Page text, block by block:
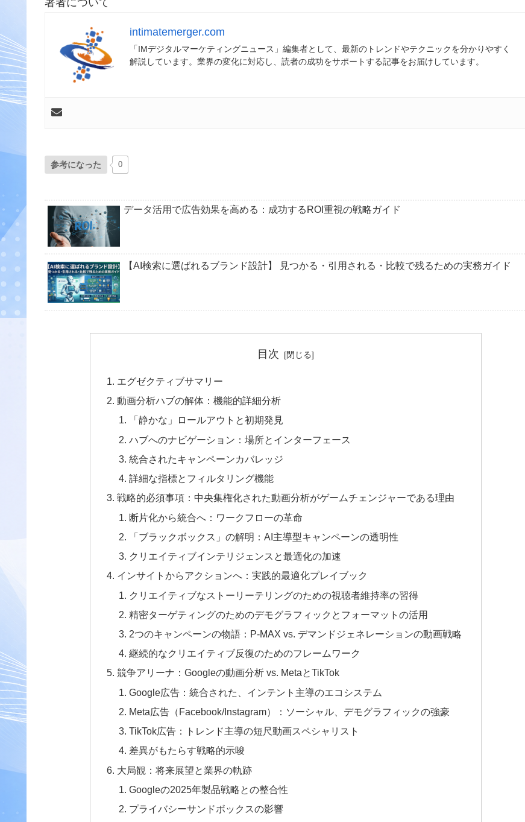
著者について
intimatemerger.com
「IMデジタルマーケティングニュース」編集者として、最新のトレンドやテクニックを分かりやすく
解説しています。業界の変化に対応し、読者の成功をサポートする記事をお届けしています。
参考になった 0
データ活用で広告効果を高める：成功するROI重視の戦略ガイド
【AI検索に選ばれるブランド設計】 見つかる・引用される・比較で残るための実務ガイド
目次
エグゼクティブサマリー
動画分析ハブの解体：機能的詳細分析
「静かな」ロールアウトと初期発見
ハブへのナビゲーション：場所とインターフェース
統合されたキャンペーンカバレッジ
詳細な指標とフィルタリング機能
戦略的必須事項：中央集権化された動画分析がゲームチェンジャーである理由
断片化から統合へ：ワークフローの革命
「ブラックボックス」の解明：AI主導型キャンペーンの透明性
クリエイティブインテリジェンスと最適化の加速
インサイトからアクションへ：実践的最適化プレイブック
クリエイティブなストーリーテリングのための視聴者維持率の習得
精密ターゲティングのためのデモグラフィックとフォーマットの活用
2つのキャンペーンの物語：P-MAX vs. デマンドジェネレーションの動画戦略
継続的なクリエイティブ反復のためのフレームワーク
競争アリーナ：Googleの動画分析 vs. MetaとTikTok
Google広告：統合された、インテント主導のエコシステム
Meta広告（Facebook/Instagram）：ソーシャル、デモグラフィックの強豪
TikTok広告：トレンド主導の短尺動画スペシャリスト
差異がもたらす戦略的示唆
大局観：将来展望と業界の軌跡
Googleの2025年製品戦略との整合性
プライバシーサンドボックスの影響